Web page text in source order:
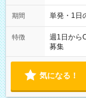
～21：00
期間 単発・1日
特徴
週1日から
募集
気になる！